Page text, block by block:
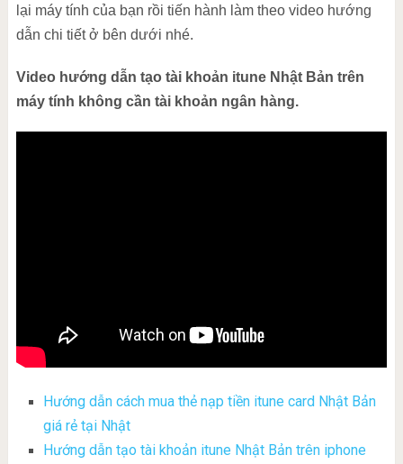
lại máy tính của bạn rồi tiến hành làm theo video hướng
dẫn chi tiết ở bên dưới nhé.
Video hướng dẫn tạo tài khoản itune Nhật Bản trên
máy tính không cần tài khoản ngân hàng.
Hướng dẫn cách mua thẻ nạp tiền itune card Nhật Bản
giá rẻ tại Nhật
Hướng dẫn tạo tài khoản itune Nhật Bản trên iphone